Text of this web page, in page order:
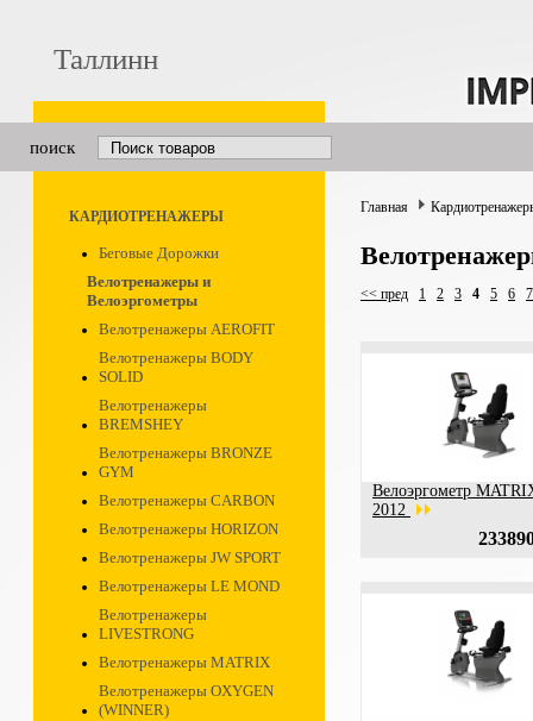
Таллинн
поиск
КАРДИОТРЕНАЖЕРЫ
Беговые Дорожки
Велотренажеры и
Велоэргометры
Велотренажеры AEROFIT
Велотренажеры BODY
SOLID
Велотренажеры
BREMSHEY
Велотренажеры BRONZE
GYM
Велотренажеры CARBON
Велотренажеры HORIZON
Велотренажеры JW SPORT
Велотренажеры LE MOND
Велотренажеры
LIVESTRONG
Велотренажеры MATRIX
Велотренажеры OXYGEN
(WINNER)
Главная
<< пред 1 2 3 4 5 6 7
Велоэргометр
2012